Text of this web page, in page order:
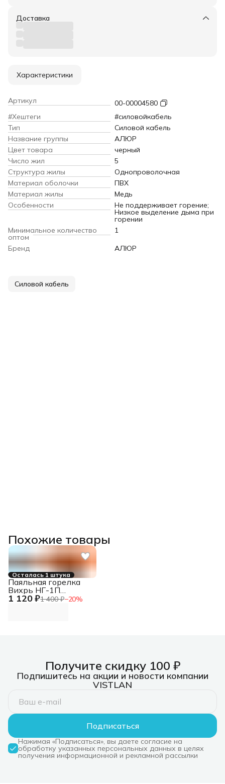
Доставка
Характеристики
Артикул
00-00004580
#Хештеги
#силовойкабель
Тип
Силовой кабель
Название группы
АЛЮР
Цвет товара
черный
Число жил
5
Структура жилы
Однопроволочная
Материал оболочки
ПВХ
Материал жилы
Медь
Особенности
Не поддерживает горение;
Низкое выделение дыма при
горении
Минимальное количество
оптом
1
Бренд
АЛЮР
Силовой кабель
Похожие товары
Осталась 1 штука
1 120 ₽1 400 ₽−20%
Паяльная горелка
Вихрь НГ-1П
газовый макс.t=1300
Получите скидку 100 ₽
Подпишитесь на акции и новости компании
VISTLAN
Подписаться
Нажимая «Подписаться», вы даете согласие на
обработку указанных персональных данных в целях
получения информационной и рекламной рассылки